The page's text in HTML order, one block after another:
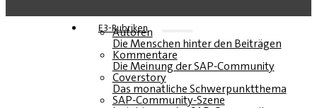
E3-Rubriken
Autoren
Die Menschen hinter den Beiträgen
Kommentare
Die Meinung der SAP-Community
Coverstory
Das monatliche Schwerpunktthema
SAP-Community-Szene